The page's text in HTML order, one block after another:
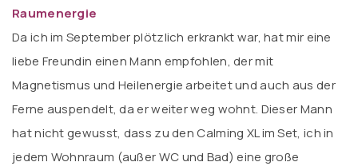
Raumenergie
Da ich im September plötzlich erkrankt war, hat mir eine
liebe Freundin einen Mann empfohlen, der mit
Magnetismus und Heilenergie arbeitet und auch aus der
Ferne auspendelt, da er weiter weg wohnt. Dieser Mann
hat nicht gewusst, dass zu den Calming XL im Set, ich in
jedem Wohnraum (außer WC und Bad) eine große